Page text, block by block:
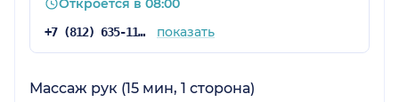
Откроется в 08:00
+7 (812) 635-11-79 показать
Массаж рук (15 мин, 1 сторона)